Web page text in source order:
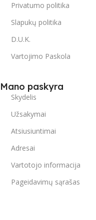
Privatumo politika
Slapukų politika
D.U.K.
Vartojimo Paskola
Mano paskyra
Skydelis
Užsakymai
Atsiusiuntimai
Adresai
Vartotojo informacija
Pageidavimų sąrašas